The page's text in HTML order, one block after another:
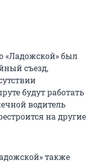
«Ладожской» был
съезд,
будут работать
водитель
на другие
также